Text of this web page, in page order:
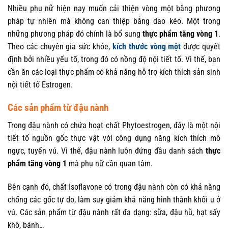
Nhiều phụ nữ hiện nay muốn cải thiện vòng một bằng phương
pháp tự nhiên mà không can thiệp bằng dao kéo. Một trong
những phương pháp đó chính là bổ sung thực phẩm tăng vòng 1 .
Theo các chuyên gia sức khỏe, kích thước vòng một được quyết
định bởi nhiều yếu tố, trong đó có nồng độ nội tiết tố. Vì thế, bạn
cần ăn các loại thực phẩm có khả năng hỗ trợ kích thích sản sinh
nội tiết tố Estrogen.
Các sản phẩm từ đậu nành
Trong đậu nành có chứa hoạt chất Phytoestrogen, đây là một nội
tiết tố nguồn gốc thực vật với công dụng năng kích thích mô
ngực, tuyến vú. Vì thế, đậu nành luôn đứng đầu danh sách thực
phẩm tăng vòng 1 mà phụ nữ cần quan tâm.
Bên cạnh đó, chất Isoflavone có trong đậu nành còn có khả năng
chống các gốc tự do, làm suy giảm khả năng hình thành khối u ở
vú. Các sản phẩm từ đậu nành rất đa dạng: sữa, đậu hũ, hạt sấy
khô, bánh…